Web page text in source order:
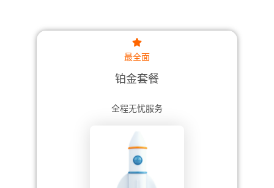
最全面
铂金套餐
全程无忧服务